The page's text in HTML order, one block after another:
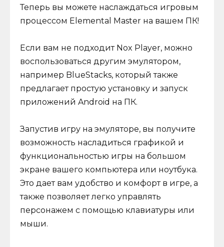
Теперь вы можете наслаждаться игровым
процессом Elemental Master на вашем ПК!
Если вам не подходит Nox Player, можно
воспользоваться другим эмулятором,
например BlueStacks, который также
предлагает простую установку и запуск
приложений Android на ПК.
Запустив игру на эмуляторе, вы получите
возможность насладиться графикой и
функциональностью игры на большом
экране вашего компьютера или ноутбука.
Это дает вам удобство и комфорт в игре, а
также позволяет легко управлять
персонажем с помощью клавиатуры или
мыши.